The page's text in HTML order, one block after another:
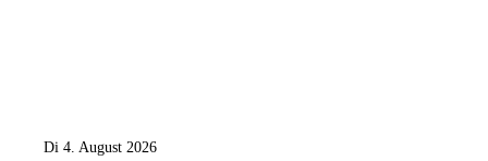
Di 4. August 2026